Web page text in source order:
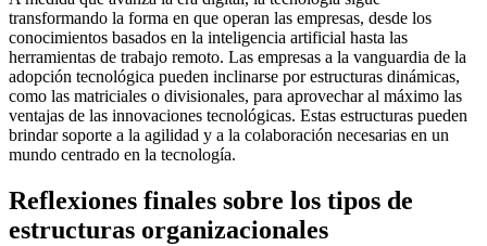
transformando la forma en que operan las empresas, desde los
conocimientos basados en la inteligencia artificial hasta las
herramientas de trabajo remoto. Las empresas a la vanguardia de la
adopción tecnológica pueden inclinarse por estructuras dinámicas,
como las matriciales o divisionales, para aprovechar al máximo las
ventajas de las innovaciones tecnológicas. Estas estructuras pueden
brindar soporte a la agilidad y a la colaboración necesarias en un
mundo centrado en la tecnología.
Reflexiones finales sobre los tipos de
estructuras organizacionales